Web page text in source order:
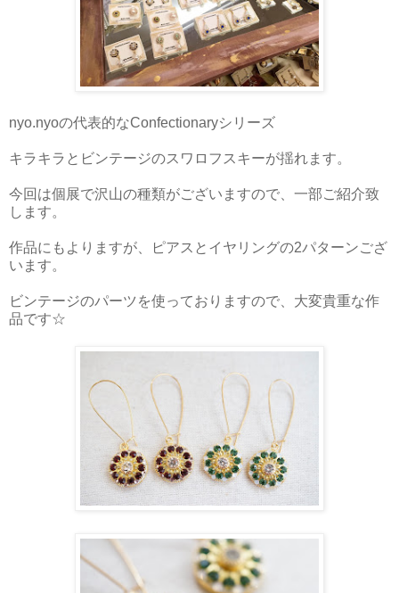
nyo.nyoの代表的なConfectionaryシリーズ
キラキラとビンテージのスワロフスキーが揺れます。
今回は個展で沢山の種類がございますので、一部ご紹介致
します。
作品にもよりますが、ピアスとイヤリングの2パターンござ
います。
ビンテージのパーツを使っておりますので、大変貴重な作
品です☆